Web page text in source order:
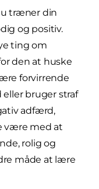
træner din
og positiv.
ting om
den at huske
forvirrende
bruger straf
adfærd,
være med at
rolig og
måde at lære